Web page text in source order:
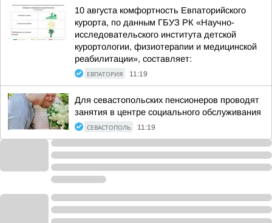
10 августа комфортность Евпаторийского
курорта, по данным ГБУЗ РК «Научно-
исследовательского института детской
курортологии, физиотерапии и медицинской
реабилитации», составляет:
ЕВПАТОРИЯ 11:19
Для севастопольских пенсионеров проводят
занятия в центре социального обслуживания
СЕВАСТОПОЛЬ 11:19